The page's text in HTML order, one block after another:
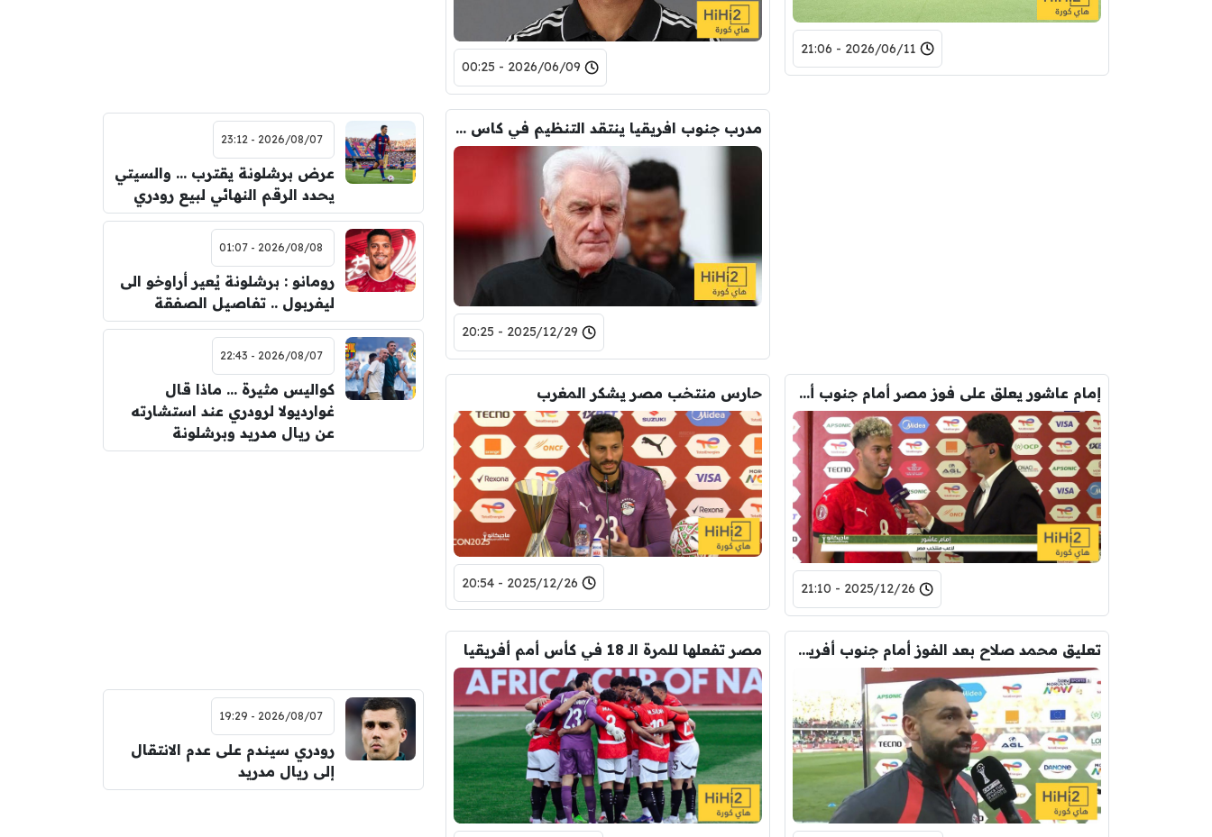
2026/06/11 - 21:06
2026/06/09 - 00:25
مدرب جنوب افريقيا ينتقد التنظيم في كاس امم افريقيا 2025
2025/12/29 - 20:25
إمام عاشور يعلق على فوز مصر أمام جنوب أفريقيا
2025/12/26 - 21:10
حارس منتخب مصر يشكر المغرب
2025/12/26 - 20:54
تعليق محمد صلاح بعد الفوز أمام جنوب أفريقيا مصر تفعلها للمرة الـ 18 في كأس أمم أفريقيا
2026/08/07 - 23:12
عرض برشلونة يقترب … والسيتي
يحدد الرقم النهائي لبيع رودري
2026/08/08 - 01:07
رومانو : برشلونة يُعير أراوخو الى
ليفربول .. تفاصيل الصفقة
2026/08/07 - 22:43
كواليس مثيرة … ماذا قال
غوارديولا لرودري عند استشارته
عن ريال مدريد وبرشلونة
2026/08/07 - 19:29
رودري سيندم على عدم الانتقال
إلى ريال مدريد